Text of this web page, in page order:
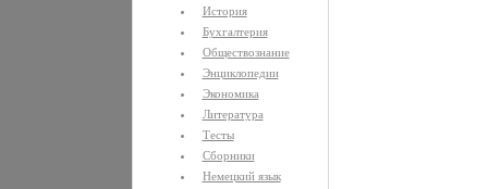
История
Бухгалтерия
Обществознание
Энциклопедии
Экономика
Литература
Тесты
Сборники
Немецкий язык